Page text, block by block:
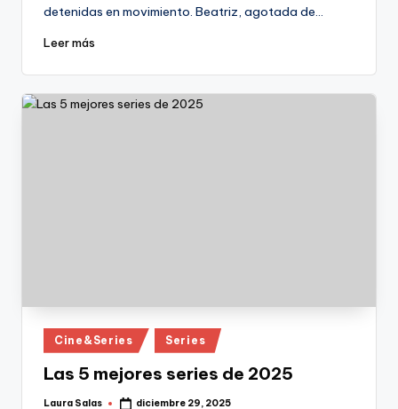
detenidas en movimiento. Beatriz, agotada de…
Leer más
Publicado
en
Cine&Series Series
Las 5 mejores series de 2025
Laura Salas diciembre 29, 2025